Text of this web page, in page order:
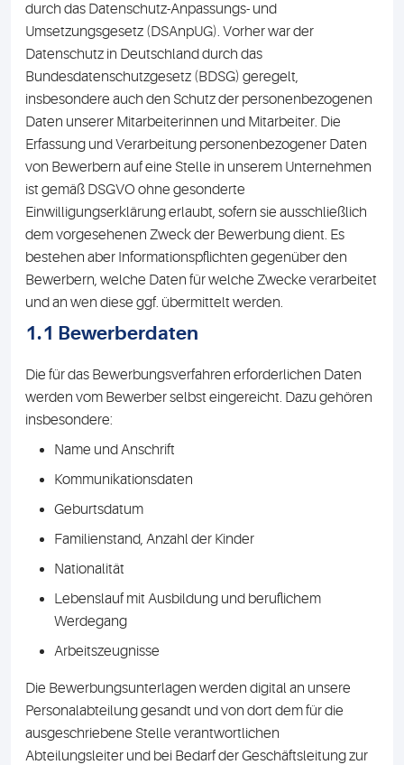
durch das Datenschutz-Anpassungs- und
Umsetzungsgesetz (DSAnpUG). Vorher war der
Datenschutz in Deutschland durch das
Bundesdatenschutzgesetz (BDSG) geregelt,
insbesondere auch den Schutz der personenbezogenen
Daten unserer Mitarbeiterinnen und Mitarbeiter. Die
Erfassung und Verarbeitung personenbezogener Daten
von Bewerbern auf eine Stelle in unserem Unternehmen
ist gemäß DSGVO ohne gesonderte
Einwilligungserklärung erlaubt, sofern sie ausschließlich
dem vorgesehenen Zweck der Bewerbung dient. Es
bestehen aber Informationspflichten gegenüber den
Bewerbern, welche Daten für welche Zwecke verarbeitet
und an wen diese ggf. übermittelt werden.
1.1 Bewerberdaten
Die für das Bewerbungsverfahren erforderlichen Daten
werden vom Bewerber selbst eingereicht. Dazu gehören
insbesondere:
Name und Anschrift
Kommunikationsdaten
Geburtsdatum
Familienstand, Anzahl der Kinder
Nationalität
Lebenslauf mit Ausbildung und beruflichem
Werdegang
Arbeitszeugnisse
Die Bewerbungsunterlagen werden digital an unsere
Personalabteilung gesandt und von dort dem für die
ausgeschriebene Stelle verantwortlichen
Abteilungsleiter und bei Bedarf der Geschäftsleitung zur